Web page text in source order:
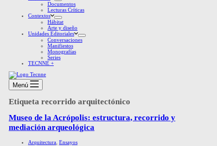
Documentos
Lecturas Críticas
Contextos
Hábitat
Arte y diseño
Unidades Editoriales
Conversaciones
Manifiestos
Monografías
Series
TECNNE +
Menú
Etiqueta recorrido arquitectónico
Museo de la Acrópolis: estructura, recorrido y
mediación arqueológica
Arquitectura Ensayos